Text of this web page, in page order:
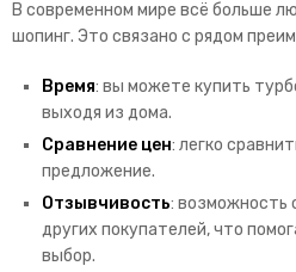
В современном мире всё больше
шопинг. Это связано с рядом
Время: вы можете купить
выходя из дома.
Сравнение цен: легко
предложение.
Отзывчивость: возможность
других покупателей, что
выбор.